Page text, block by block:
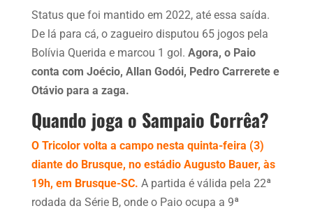
Status que foi mantido em 2022, até essa saída.
De lá para cá, o zagueiro disputou 65 jogos pela
Bolívia Querida e marcou 1 gol. Agora, o Paio
conta com Joécio, Allan Godói, Pedro Carrerete e
Otávio para a zaga.
Quando joga o Sampaio Corrêa?
O Tricolor volta a campo nesta quinta-feira (3)
diante do Brusque, no estádio Augusto Bauer, às
19h, em Brusque-SC. A partida é válida pela 22ª
rodada da Série B, onde o Paio ocupa a 9ª